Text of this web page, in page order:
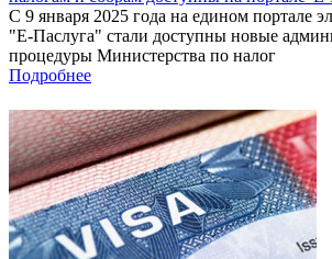
С 9 января 2025 года на едином портале
"Е-Паслуга" стали доступны новые
процедуры Министерства по налог
Подробнее